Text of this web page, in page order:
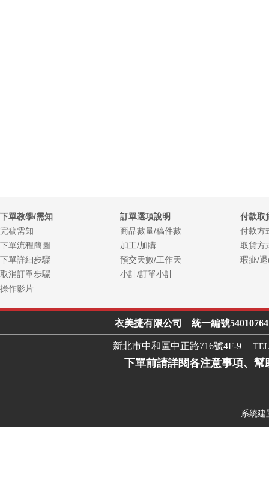
下單教學/需知
完稿需知
下單流程簡圖
下單詳細步驟
取消訂單步驟
操作影片
訂單選項說明
商品數量/稿件數
加工/加購
預交天數/工作天
小計/訂單小計
付款取
付款方
取貨方
瑕疵/
衣美捷有限公司 統一編號
新北市中和區中正路716號4F-9
下單前請詳閱各注意事項、幫
系統建